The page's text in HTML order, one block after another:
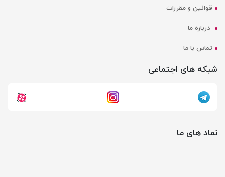
قوانین و مقررات
درباره ما
تماس با ما
شبکه های اجتماعی
نماد های ما